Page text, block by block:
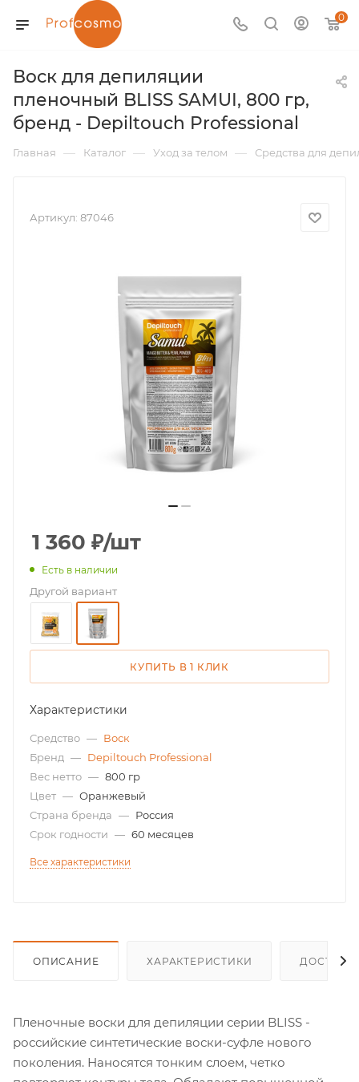
0
Воск для депиляции
пленочный BLISS SAMUI, 800 гр,
бренд - Depiltouch Professional
Главная — Каталог — Уход за телом — Средства для
Артикул: 87046
1 360 ₽/шт
Есть в наличии
Другой вариант
КУПИТЬ В 1 КЛИК
Характеристики
Средство — Воск
Бренд — Depiltouch Professional
Вес нетто — 800 гр
Цвет — Оранжевый
Страна бренда — Россия
Срок годности — 60 месяцев
Все характеристики
ОПИСАНИЕ ХАРАКТЕРИСТИКИ
Пленочные воски для депиляции серии BLISS -
российские синтетические воски-суфле нового
поколения. Наносятся тонким слоем, четко